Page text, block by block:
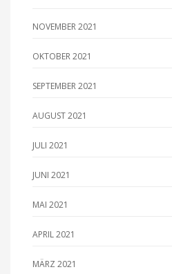
NOVEMBER 2021
OKTOBER 2021
SEPTEMBER 2021
AUGUST 2021
JULI 2021
JUNI 2021
MAI 2021
APRIL 2021
MÄRZ 2021